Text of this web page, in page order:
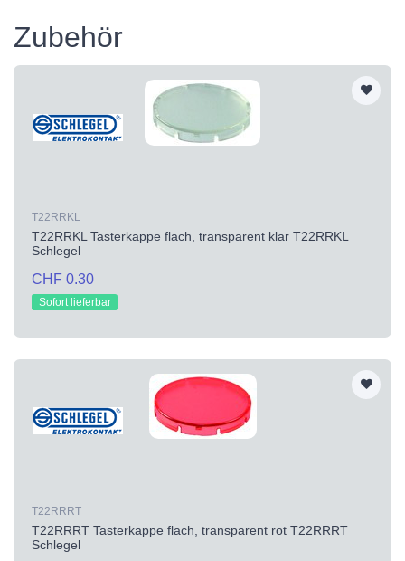
Zubehör
T22RRKL
T22RRKL Tasterkappe flach, transparent klar T22RRKL
Schlegel
CHF 0.30
Sofort lieferbar
T22RRRT
T22RRRT Tasterkappe flach, transparent rot T22RRRT
Schlegel